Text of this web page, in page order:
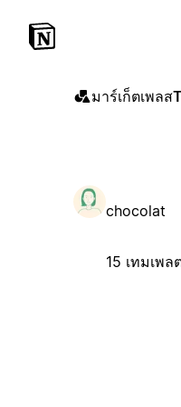
มาร์เก็ตเพลส
chocolat
15 เทมเพล